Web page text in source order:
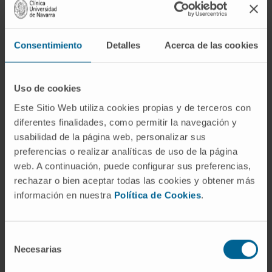
Consentimiento Detalles Acerca de las cookies
Uso de cookies
Este Sitio Web utiliza cookies propias y de terceros con
diferentes finalidades, como permitir la navegación y
usabilidad de la página web, personalizar sus
preferencias o realizar analíticas de uso de la página
web. A continuación, puede configurar sus preferencias,
rechazar o bien aceptar todas las cookies y obtener más
información en nuestra Política de Cookies.
Necesarias
LaDra. Tania Errasti
, especialista en Ginecología y
Obstetricia de la Clínica con dedicación preferencial
reproducción asistida tienen una tasa de éxito que
oscila entre el 30 y 33%. La atención que ofrece el
equipo multidisciplinar de la Clínica, y nuestras
evaluaciones y tratamientos, se apoyan en la propia
naturaleza, estudiando qué funciona bien y qué no,
diagnosticando patología funcional y orgánica, y
ayudando a restablecer la fisiología y anatomía.Ha
dado resultados, demostrando que el cuerpo
está hecho para que funcione bien y que no
especialista